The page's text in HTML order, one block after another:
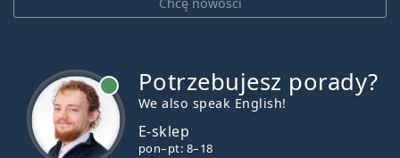
Potrzebujesz porady?
We also speak English!
E-sklep
pon–pt: 8–18